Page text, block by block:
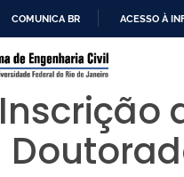
PARA
CONTEÚDO
COMUNICA BR ACESSO À
Inscrição